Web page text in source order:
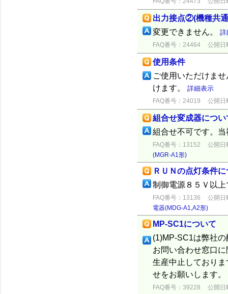
出力接点②(機種共
変更できません。 詳
FAQ番号：24464 公開日
使用条件
ご使用いただけま
けます。 詳細表示
FAQ番号：24019 公開日
組合せ変成器につい
組合せ不可です。
FAQ番号：13152
公開日
(MGR-A1形)
ＲＵＮの点灯条件
制御電源８５Ｖ以
FAQ番号：13136
公開日
電器(MDG-A1,A2形)
MP-SC1について
(1)MP-SC1は弊社
お問い合わせ窓口
生産中止しており
せをお願いしま
FAQ番号：39228 公開日